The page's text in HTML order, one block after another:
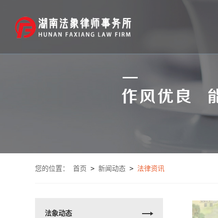
您的位置： 首页 > 新闻动态 > 法律资讯
法象动态